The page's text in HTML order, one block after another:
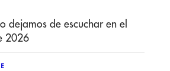
dejamos de escuchar en el
2026